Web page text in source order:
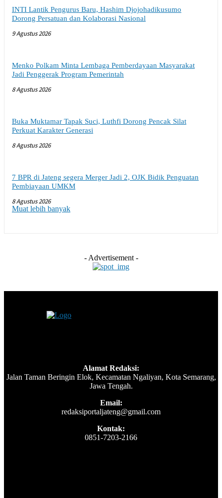
INTI Lantik Pengurus Baru, Hashim Djojohadikusumo
Dorong Persatuan dan Kolaborasi Nasional
9 Agustus 2026
Menko Polkam Minta Lembaga Pemberdayaan Masyarakat
Jadi Penggerak Program Pemerintah
8 Agustus 2026
Buka Muktamar Tapak Suci, Luthfi Dorong Pencak Silat
Perkuat Karakter Generasi
8 Agustus 2026
7 BPR di Jateng segera Merger Jadi 2, OJK Bidik Penguatan
Pembiayaan UMKM
8 Agustus 2026
Muat lebih banyak
- Advertisement -
Alamat Redaksi:
Jalan Taman Beringin Elok, Kecamatan Ngaliyan, Kota Semarang,
Jawa Tengah.
Email:
redaksiportaljateng@gmail.com
Kontak:
0851-7203-2166